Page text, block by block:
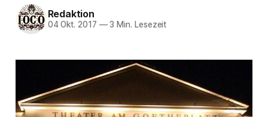
Redaktion
04 Okt. 2017 —3 Min. Lesezeit